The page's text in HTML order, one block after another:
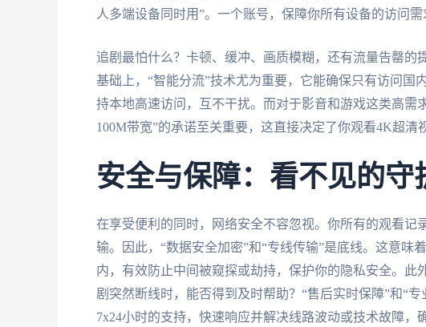
人多端设备同时用”。一个账号，保障你所有设备的访问需
追剧最怕什么？卡顿、缓冲、画质模糊，还有流量告罄的
基础上，“智能分流”技术尤为重要，它能确保只有访问国
持本地高速访问，互不干扰。而对于影音和游戏这类高需
100M带宽”的承诺至关重要，这直接决定了你观看4K超清
安全与保障：看不见的守
在享受便利的同时，网络安全不容忽视。你所有的观看记
输。因此，“数据安全加密”和“专线传输”是底线。这意味
内，有效防止中间被窥探或劫持，保护你的隐私安全。此
剧突然断线时，能否得到及时帮助？“售后实时保障”和“
7x24小时的支持，快速响应并解决线路波动或技术故障，